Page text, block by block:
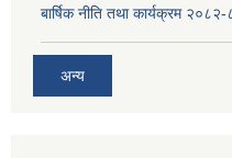
बार्षिक नीति तथा कार्यक्रम २०८२-
अन्य